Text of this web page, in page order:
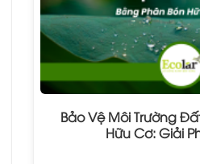
Bảo Vệ Môi Trường
Hữu Cơ: Giải